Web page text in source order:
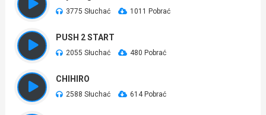
3775 Słuchać 1011 Pobrać
PUSH 2 START
2055 Słuchać 480 Pobrać
CHIHIRO
2588 Słuchać 614 Pobrać